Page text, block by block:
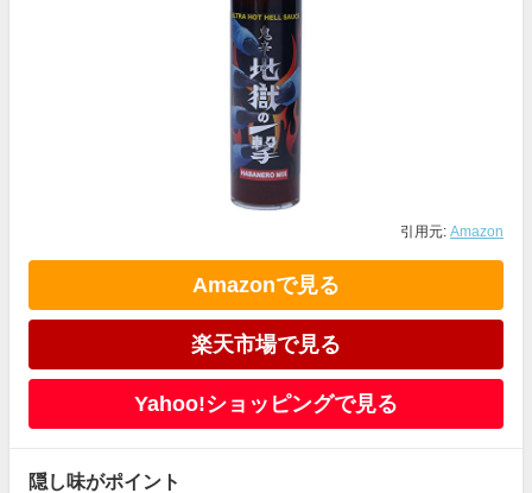
引用元: Amazon
Amazonで見る
楽天市場で見る
Yahoo!ショッピングで見る
隠し味がポイント